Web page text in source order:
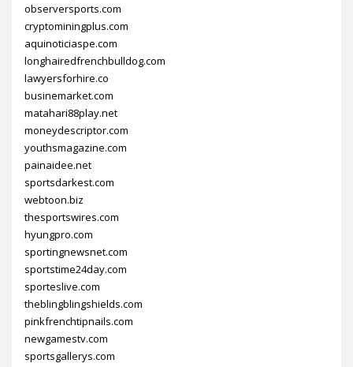
observersports.com
cryptominingplus.com
aquinoticiaspe.com
longhairedfrenchbulldog.com
lawyersforhire.co
businemarket.com
matahari88play.net
moneydescriptor.com
youthsmagazine.com
painaidee.net
sportsdarkest.com
webtoon.biz
thesportswires.com
hyungpro.com
sportingnewsnet.com
sportstime24day.com
sporteslive.com
theblingblingshields.com
pinkfrenchtipnails.com
newgamestv.com
sportsgallerys.com